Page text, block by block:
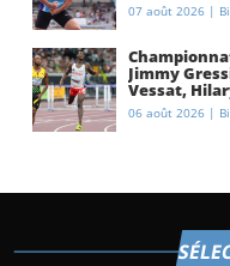
07 août 2026 |
Jimmy
Vessat,
Présentation
d’athlétisme
06 août 2026 |